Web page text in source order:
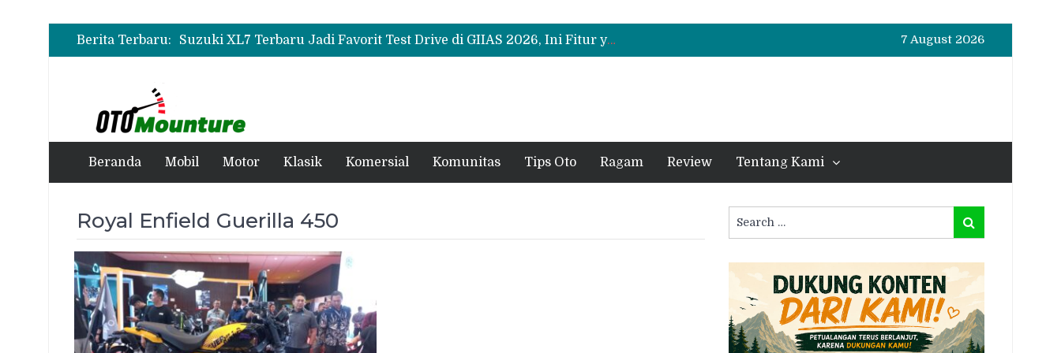
Berita Terbaru:
Promo Servis Mitsubishi Agustus 2026, Ada Diskon ESP dan Bodi & Cat Kilau Merdeka
Suzuki XL7 Terbaru Jadi Favorit Test Drive di GIIAS 2026, Ini Fitur yang Paling Dipuji
Bukan Sekadar Sporty, Ini Alasan Suzuki Fronx SGX Hybrid Kuro Layak Dilirik
7 August 2026
Beranda Mobil Motor Klasik Komersial Komunitas Tips Oto Ragam Review Tentang Kami
Royal Enfield Guerilla 450
for:
Search